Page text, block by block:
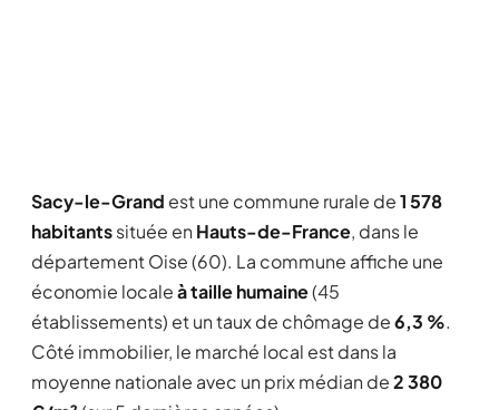
Sacy-le-Grand est une commune rurale de1 578
habitantssituée en Hauts-de-France, dans le
département Oise (60). La commune affiche une
économie localeà taille humaine(45
établissements) et un taux de chômage de6,3 %.
Côté immobilier, le marché local est dans la
moyenne nationale avec un prix médian de2 380